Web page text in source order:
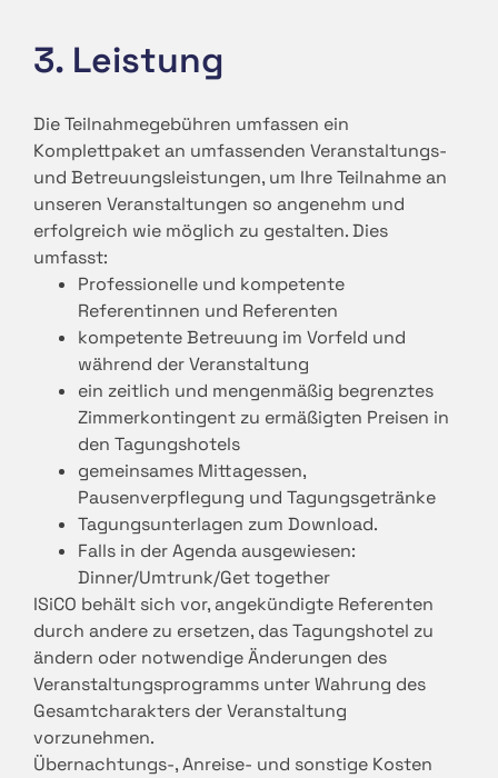
3. Leistung
Die Teilnahmegebühren umfassen ein
Komplettpaket an umfassenden Veranstaltungs-
und Betreuungsleistungen, um Ihre Teilnahme an
unseren Veranstaltungen so angenehm und
erfolgreich wie möglich zu gestalten. Dies
umfasst:
Professionelle und kompetente
Referentinnen und Referenten
kompetente Betreuung im Vorfeld und
während der Veranstaltung
ein zeitlich und mengenmäßig begrenztes
Zimmerkontingent zu ermäßigten Preisen in
den Tagungshotels
gemeinsames Mittagessen,
Pausenverpflegung und Tagungsgetränke
Tagungsunterlagen zum Download.
Falls in der Agenda ausgewiesen:
Dinner/Umtrunk/Get together
ISiCO behält sich vor, angekündigte Referenten
durch andere zu ersetzen, das Tagungshotel zu
ändern oder notwendige Änderungen des
Veranstaltungsprogramms unter Wahrung des
Gesamtcharakters der Veranstaltung
vorzunehmen.
Übernachtungs-, Anreise- und sonstige Kosten